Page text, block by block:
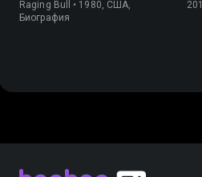
Raging Bull • 1980, США,
Биография